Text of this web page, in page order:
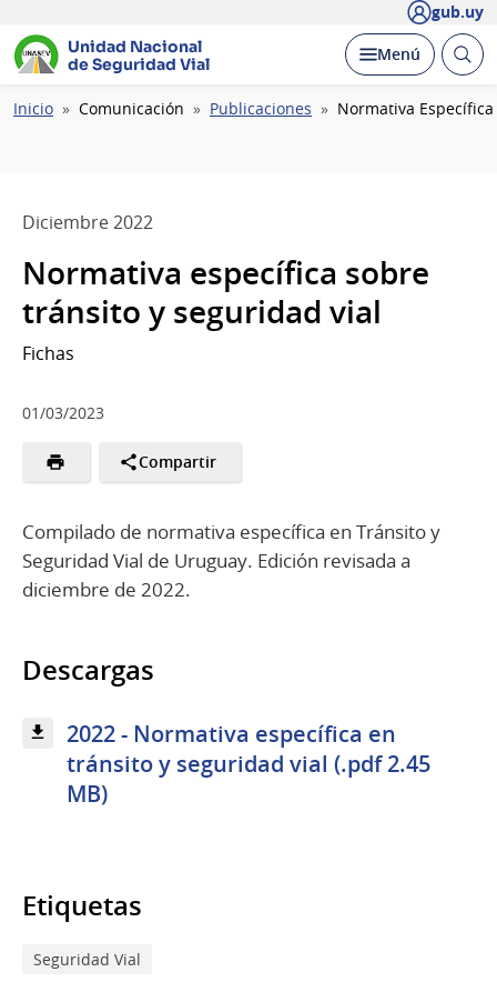
gub.uy
Unidad Nacional
de Seguridad Vial
Desplegar
Menú Abrir
Ruta
Inicio Comunicación Publicaciones Normativa
Diciembre 2022
Normativa específica sobre
tránsito y seguridad vial
Fichas
01/03/2023
Compartir
Compilado de normativa específica en Tránsito y
Seguridad Vial de Uruguay. Edición revisada a
diciembre de 2022.
Descargas
2022 - Normativa específica en
tránsito y seguridad vial (.pdf 2.45
MB)
Etiquetas
Seguridad Vial